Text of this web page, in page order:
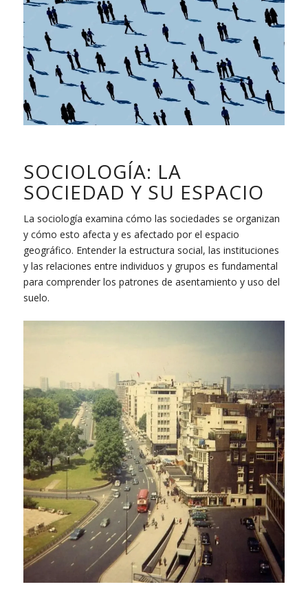
SOCIOLOGÍA: LA
SOCIEDAD Y SU ESPACIO
La sociología examina cómo las sociedades se organizan
y cómo esto afecta y es afectado por el espacio
geográfico. Entender la estructura social, las instituciones
y las relaciones entre individuos y grupos es fundamental
para comprender los patrones de asentamiento y uso del
suelo.